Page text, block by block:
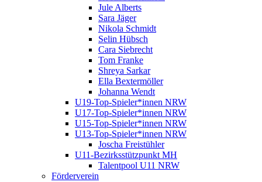
Jule Alberts
Sara Jäger
Nikola Schmidt
Selin Hübsch
Cara Siebrecht
Tom Franke
Shreya Sarkar
Ella Bextermöller
Johanna Wendt
U19-Top-Spieler*innen NRW
U17-Top-Spieler*innen NRW
U15-Top-Spieler*innen NRW
U13-Top-Spieler*innen NRW
Joscha Freistühler
U11-Bezirksstützpunkt MH
Talentpool U11 NRW
Förderverein